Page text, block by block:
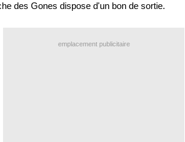
des Gones dispose d'un bon de sortie.
emplacement publicitaire